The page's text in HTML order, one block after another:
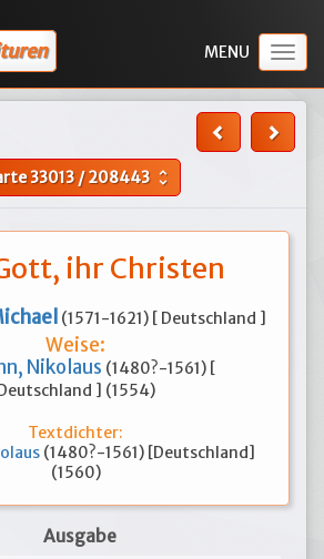
33013/208443 unfold_more
ihr Christen
(1571-1621) [ Deutschland ]
Weise:
Nikolaus (1480?-1561) [
] (1554)
Textdichter:
(1480?-1561) [Deutschland]
(1560)
Ausgabe